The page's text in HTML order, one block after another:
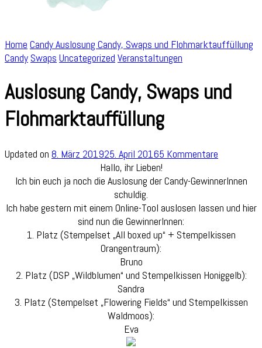
Home CandyAuslosung Candy, Swaps und Flohmarktauffüllung
Candy Swaps Uncategorized Veranstaltungen
Auslosung Candy, Swaps und
Flohmarktauffüllung
Updated on 8. März 201925. April 20165 Kommentare
Candy,
und
Hallo, ihr Lieben!
Ich bin euch ja noch die Auslosung der Candy-GewinnerInnen
schuldig.
Ich habe gestern mit einem Online-Tool auslosen lassen und hier
sind nun die GewinnerInnen:
1. Platz (Stempelset „All boxed up“ + Stempelkissen
Orangentraum):
Bruno
2. Platz (DSP „Wildblumen“ und Stempelkissen Honiggelb):
Sandra
3. Platz (Stempelset „Flowering Fields“ und Stempelkissen
Waldmoos):
Eva